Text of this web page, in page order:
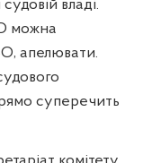
владі.
можна
апелювати.
суперечить